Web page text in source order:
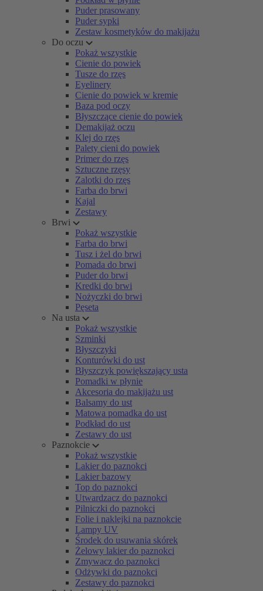
Puder prasowany
Puder sypki
Zestaw kosmetyków do makijażu
Do oczu
Pokaż wszystkie
Cienie do powiek
Tusze do rzęs
Eyelinery
Cienie do powiek w kremie
Baza pod oczy
Błyszczące cienie do powiek
Demakijaż oczu
Klej do rzęs
Palety cieni do powiek
Primer do rzęs
Sztuczne rzęsy
Zalotki do rzęs
Farba do brwi
Kajal
Zestawy
Brwi
Pokaż wszystkie
Farba do brwi
Tusz i żel do brwi
Pomada do brwi
Puder do brwi
Kredki do brwi
Nożyczki do brwi
Pęseta
Na usta
Pokaż wszystkie
Szminki
Błyszczyki
Konturówki do ust
Błyszczyk powiększający usta
Pomadki w płynie
Akcesoria do makijażu ust
Balsamy do ust
Matowa pomadka do ust
Podkład do ust
Zestawy do ust
Paznokcie
Pokaż wszystkie
Lakier do paznokci
Lakier bazowy
Top do paznokci
Utwardzacz do paznokci
Pilniczki do paznokci
Folie i naklejki na paznokcie
Lampy UV
Środek do usuwania skórek
Żelowy lakier do paznokci
Zmywacz do paznokci
Odżywki do paznokci
Zestawy do paznokci